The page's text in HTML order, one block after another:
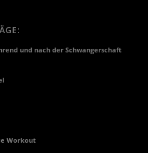
und nach der Schwangerschaft
Workout